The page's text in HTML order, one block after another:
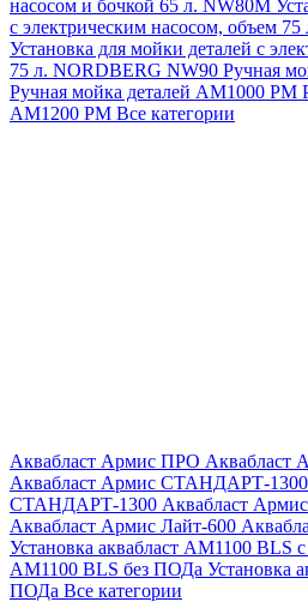
насосом и бочкой 65 л. NW80M
с электрическим насосом, объем
Установка для мойки деталей с
75 л. NORDBERG NW90 Ручная
Ручная мойка деталей АМ1000 РМ
АМ1200 РМ Все категории
Аквабласт Армис ПРО Аквабласт
Аквабласт Армис СТАНДАРТ-1300
СТАНДАРТ-1300 Аквабласт
Аквабласт Армис Лайт-600
Установка аквабласт AM1100 BLS
AM1100 BLS без ПОДа Установка
ПОДа Все категории